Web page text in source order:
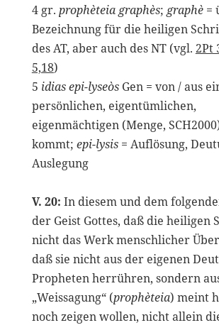
4 gr. prophèteia graphès; graphè=
Bezeichnung für die heiligen
des AT, aber auch des NT (vgl. 2Pt
5,18)
5 idias epi-lyseòsGen = von / aus
persönlichen, eigentümlichen,
eigenmächtigen (Menge,
kommt; epi-lysis= Auflösung,
Auslegung
V. 20: In diesem und dem
der Geist Gottes, daß die heiligen
nicht das Werk menschlicher
daß sie nicht aus der eigenen
Propheten herrühren, sondern
„Weissagung“ (prophèteia) meint
noch zeigen wollen, nicht allein